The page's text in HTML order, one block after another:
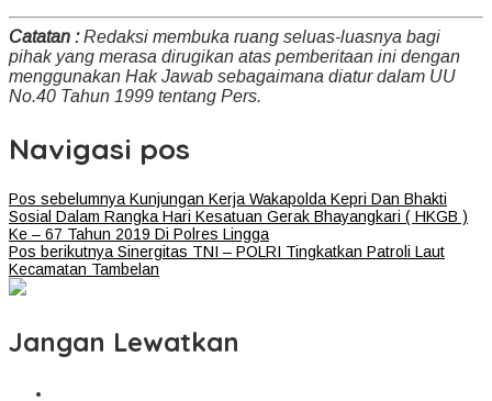
Catatan :Redaksi membuka ruang seluas-luasnya bagi
pihak yang merasa dirugikan atas pemberitaan ini dengan
menggunakan Hak Jawab sebagaimana diatur dalam UU
No.40 Tahun 1999 tentang Pers.
Navigasi pos
Pos sebelumnyaKunjungan Kerja Wakapolda Kepri Dan Bhakti
Sosial Dalam Rangka Hari Kesatuan Gerak Bhayangkari ( HKGB )
Ke – 67 Tahun 2019 Di Polres Lingga
Pos berikutnyaSinergitas TNI – POLRI Tingkatkan Patroli Laut
Kecamatan Tambelan
Jangan Lewatkan